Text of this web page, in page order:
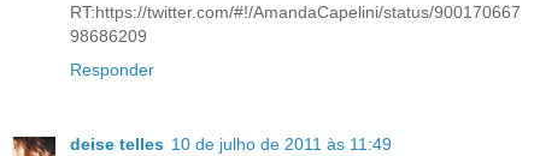
RT:https://twitter.com/#!/AmandaCapelini/status/900170667
98686209
Responder
deise telles 10 de julho de 2011 às 11:49